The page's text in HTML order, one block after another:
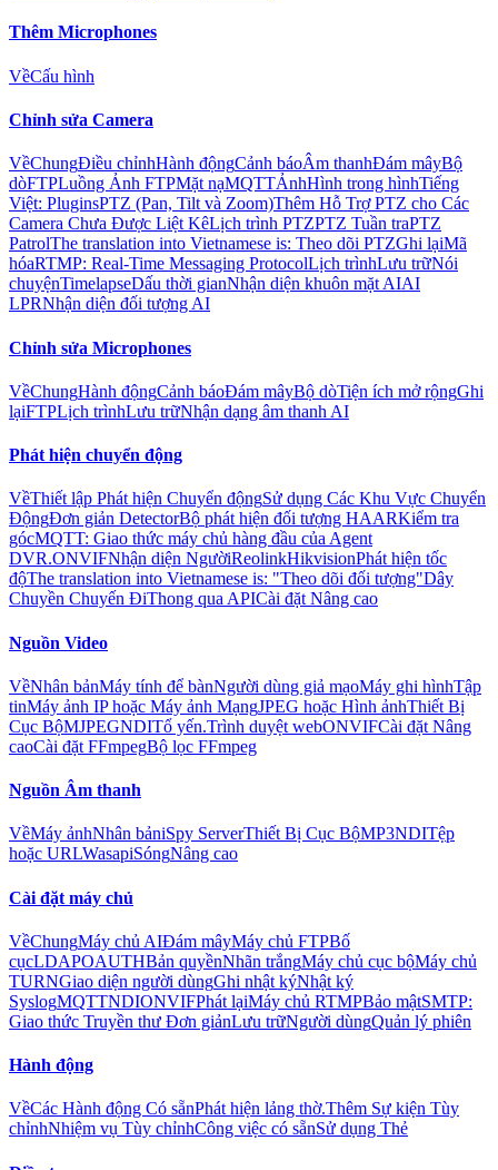
Thêm Microphones
VềCấu hình
Chỉnh sửa Camera
VềChungĐiều chỉnhHành độngCảnh báoÂm thanhĐám mâyBộ
dòFTPLuồng Ảnh FTPMặt nạMQTTẢnhHình trong hìnhTiếng
Việt: PluginsPTZ (Pan, Tilt và Zoom)Thêm Hỗ Trợ PTZ cho Các
Camera Chưa Được Liệt KêLịch trình PTZPTZ Tuần traPTZ
PatrolThe translation into Vietnamese is: Theo dõi PTZGhi lạiMã
hóaRTMP: Real-Time Messaging ProtocolLịch trìnhLưu trữNói
chuyệnTimelapseDấu thời gianNhận diện khuôn mặt AIAI
LPRNhận diện đối tượng AI
Chỉnh sửa Microphones
VềChungHành độngCảnh báoĐám mâyBộ dòTiện ích mở rộngGhi
lạiFTPLịch trìnhLưu trữNhận dạng âm thanh AI
Phát hiện chuyển động
VềThiết lập Phát hiện Chuyển độngSử dụng Các Khu Vực Chuyển
ĐộngĐơn giản DetectorBộ phát hiện đối tượng HAARKiểm tra
gócMQTT: Giao thức máy chủ hàng đầu của Agent
DVR.ONVIFNhận diện NgườiReolinkHikvisionPhát hiện tốc
độThe translation into Vietnamese is: "Theo dõi đối tượng"Dây
Chuyền Chuyến ĐiThong qua APICài đặt Nâng cao
Nguồn Video
VềNhân bảnMáy tính để bànNgười dùng giả mạoMáy ghi hìnhTập
tinMáy ảnh IP hoặc Máy ảnh MạngJPEG hoặc Hình ảnhThiết Bị
Cục BộMJPEGNDITổ yến.Trình duyệt webONVIFCài đặt Nâng
caoCài đặt FFmpegBộ lọc FFmpeg
Nguồn Âm thanh
VềMáy ảnhNhân bảniSpy ServerThiết Bị Cục BộMP3NDITệp
hoặc URLWasapiSóngNâng cao
Cài đặt máy chủ
VềChungMáy chủ AIĐám mâyMáy chủ FTPBố
cụcLDAPOAUTHBản quyềnNhãn trắngMáy chủ cục bộMáy chủ
TURNGiao diện người dùngGhi nhật kýNhật ký
SyslogMQTTNDIONVIFPhát lạiMáy chủ RTMPBảo mậtSMTP:
Giao thức Truyền thư Đơn giảnLưu trữNgười dùngQuản lý phiên
Hành động
VềCác Hành động Có sẵnPhát hiện lảng thờ.Thêm Sự kiện Tùy
chỉnhNhiệm vụ Tùy chỉnhCông việc có sẵnSử dụng Thẻ